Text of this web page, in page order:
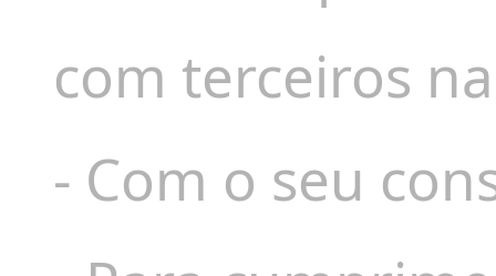
com terceiros
- Com o seu